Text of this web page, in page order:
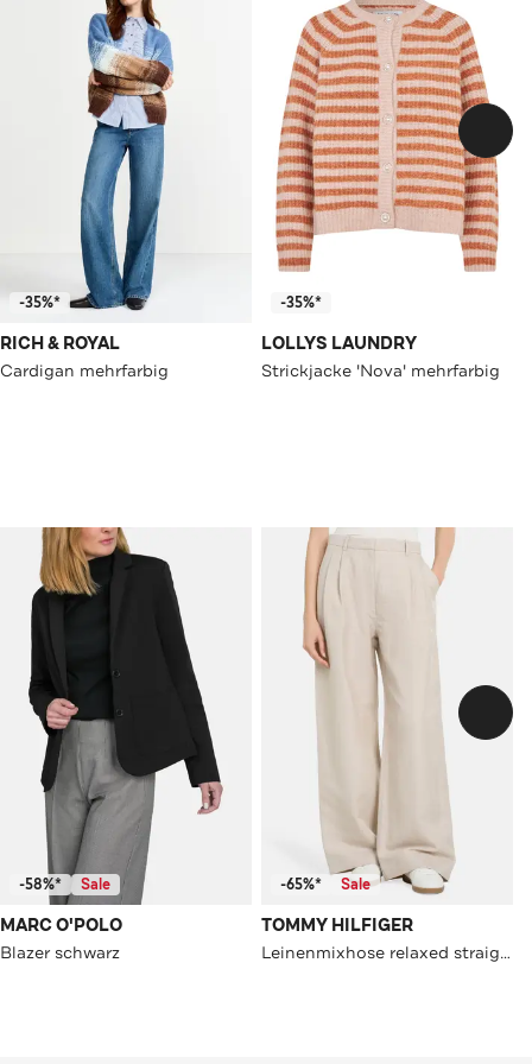
-35%*
RICH & ROYAL
Cardigan mehrfarbig
-35%*
LOLLYS LAUNDRY
Strickjacke 'Nova' mehrfarbig
-58%* Sale
MARC O'POLO
Blazer schwarz
-65%* Sale
TOMMY HILFIGER
Leinenmixhose relaxed straight